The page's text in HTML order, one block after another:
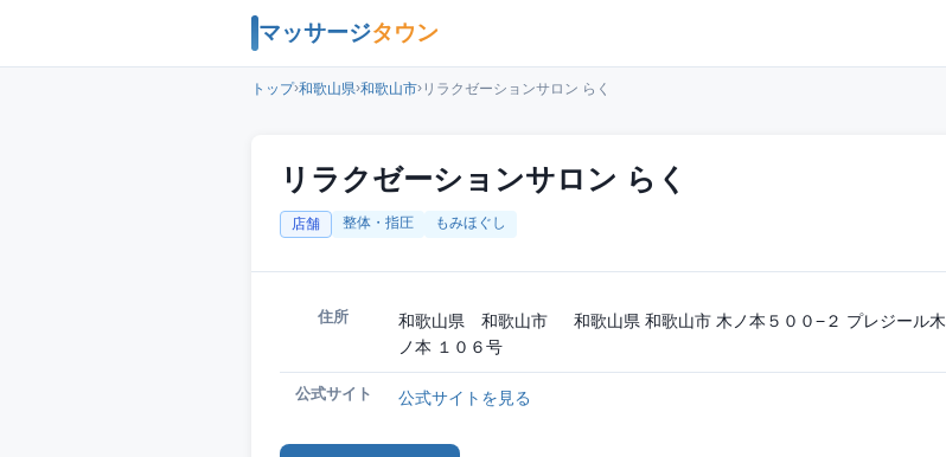
マッサージタウン
トップ›和歌山県›和歌山市› リラクゼーションサロン らく
リラクゼーションサロン らく
店舗 整体・指圧 もみほぐし
住所
和歌山県 和歌山市 和歌山県 和歌山市 木ノ本５００−２ プレジール木
ノ本 １０６号
公式サイト 公式サイトを見る